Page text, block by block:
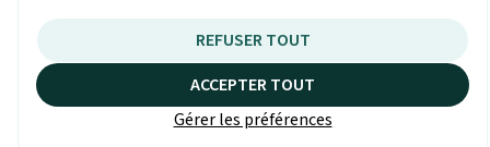
REFUSER TOUT
ACCEPTER TOUT
Gérer les préférences